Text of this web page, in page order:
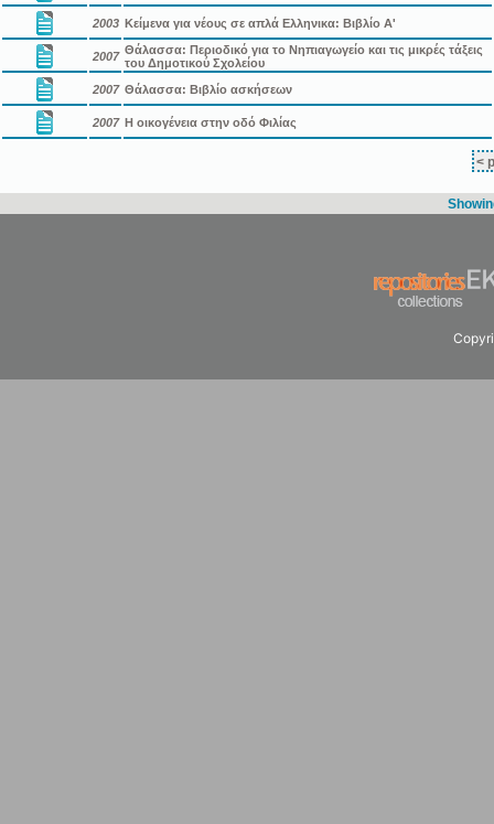
2003 Κείμενα για νέους σε απλά Ελληνικα: Βιβλίο Α'
2007 Θάλασσα: Περιοδικό για το Νηπιαγωγείο και τις μικρές τάξεις
του Δημοτικού Σχολείου
2007 Θάλασσα: Βιβλίο ασκήσεων
2007 Η οικογένεια στην οδό Φιλίας
<